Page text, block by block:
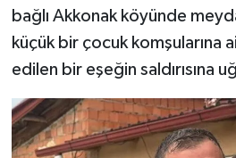
bağlı Akkonak köyünde
küçük bir çocuk komşularına
edilen bir eşeğin saldırısına